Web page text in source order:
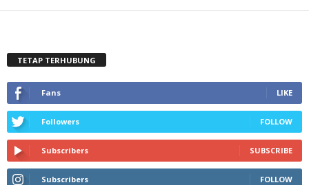
TETAP TERHUBUNG
Fans LIKE
Followers FOLLOW
Subscribers SUBSCRIBE
Subscribers FOLLOW